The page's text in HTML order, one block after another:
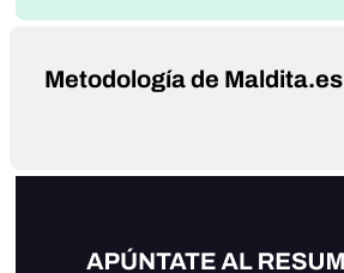
Metodología de Maldita.es